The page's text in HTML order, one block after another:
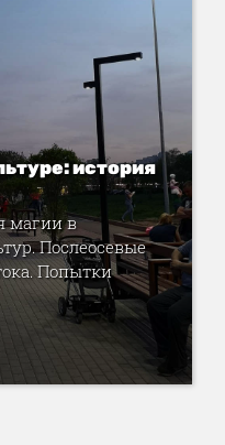
история
магии в
Послеосевые
Попытки